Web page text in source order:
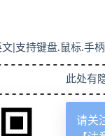
|支持键盘.鼠标.手柄
此处有
请关